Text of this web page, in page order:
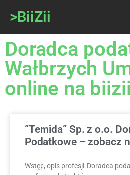
>BiiZii
Doradca
Wałbrzych
online na
“Temida” Sp. z o.o.
Podatkowe – zobacz
Wstęp, opis profesji: Doradca